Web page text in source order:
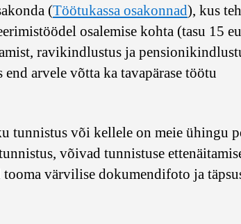
(Töötukassa osakonnad), kus
osalemise kohta (tasu 15
ravikindlustus ja
arvele võtta ka tavapärase töötu
tunnistus või kellele on meie ühingu
võivad tunnistuse
värvilise dokumendifoto ja